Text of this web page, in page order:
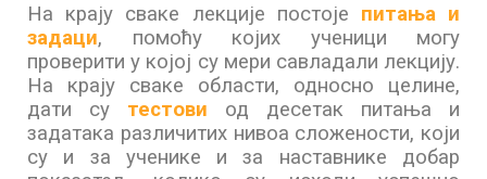
На крају сваке лекције постоје питања и
задаци, помоћу којих ученици могу
проверити у којој су мери савладали лекцију.
На крају сваке области, односно целине,
дати су тестови од десетак питања и
задатака различитих нивоа сложености, који
су и за ученике и за наставнике добар